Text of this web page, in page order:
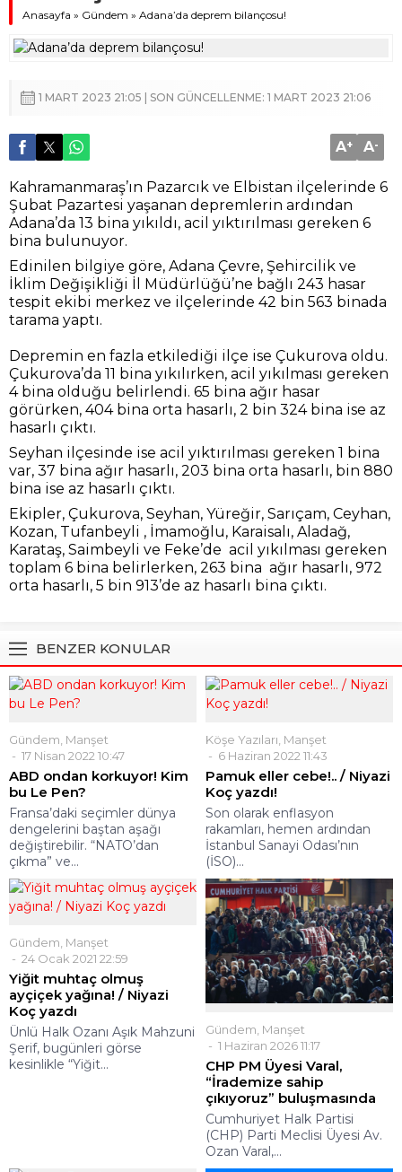
Anasayfa » Gündem » Adana’da deprem bilançosu!
1 MART 2023 21:05 | SON GÜNCELLENME: 1 MART 2023 21:06
A+ A-
Kahramanmaraş’ın Pazarcık ve Elbistan ilçelerinde 6
Şubat Pazartesi yaşanan depremlerin ardından
Adana’da 13 bina yıkıldı, acil yıktırılması gereken 6
bina bulunuyor.
Edinilen bilgiye göre, Adana Çevre, Şehircilik ve
İklim Değişikliği İl Müdürlüğü’ne bağlı 243 hasar
tespit ekibi merkez ve ilçelerinde 42 bin 563 binada
tarama yaptı.
Depremin en fazla etkilediği ilçe ise Çukurova oldu.
Çukurova’da 11 bina yıkılırken, acil yıkılması gereken
4 bina olduğu belirlendi. 65 bina ağır hasar
görürken, 404 bina orta hasarlı, 2 bin 324 bina ise az
hasarlı çıktı.
Seyhan ilçesinde ise acil yıktırılması gereken 1 bina
var, 37 bina ağır hasarlı, 203 bina orta hasarlı, bin 880
bina ise az hasarlı çıktı.
Ekipler, Çukurova, Seyhan, Yüreğir, Sarıçam, Ceyhan,
Kozan, Tufanbeyli , İmamoğlu, Karaisalı, Aladağ,
Karataş, Saimbeyli ve Feke’de acil yıkılması gereken
toplam 6 bina belirlerken, 263 bina ağır hasarlı, 972
orta hasarlı, 5 bin 913’de az hasarlı bina çıktı.
BENZER KONULAR
Gündem Manşet
17 Nisan 2022 10:47
ABD ondan korkuyor! Kim
bu Le Pen?
Fransa’daki seçimler dünya
dengelerini baştan aşağı
değiştirebilir. “NATO’dan
çıkma” ve...
Köşe Yazıları Manşet
6 Haziran 2022 11:43
Pamuk eller cebe!.. / Niyazi
Koç yazdı!
Son olarak enflasyon
rakamları, hemen ardından
İstanbul Sanayi Odası’nın
(İSO)...
Gündem Manşet
24 Ocak 2021 22:59
Yiğit muhtaç olmuş
ayçiçek yağına! / Niyazi
Koç yazdı
Ünlü Halk Ozanı Aşık Mahzuni
Şerif, bugünleri görse
kesinlikle “Yiğit...
Gündem Manşet
1 Haziran 2026 11:17
CHP PM Üyesi Varal,
“İrademize sahip
çıkıyoruz” buluşmasında
Cumhuriyet Halk Partisi
(CHP) Parti Meclisi Üyesi Av.
Ozan Varal,...